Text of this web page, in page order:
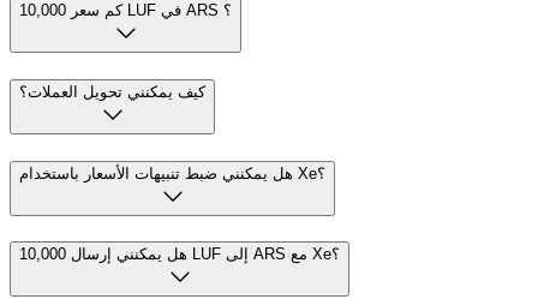
كم سعر 10,000 LUF في ARS ؟
كيف يمكنني تحويل العملات؟
هل يمكنني ضبط تنبيهات الأسعار باستخدام Xe؟
هل يمكنني إرسال 10,000 LUF إلى ARS مع Xe؟